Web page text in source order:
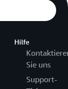
Hilfe
Sie uns
Support-